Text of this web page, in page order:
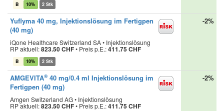
B 10% 2 Stk
Yuflyma 40 mg, Injektionslösung im Fertigpen
(40 mg)
iQone Healthcare Switzerland SA • Injektionslösung
RP aktuell:823.50 CHF• Preis p.E.:411.75 CHF
B 10% 2 Stk
-2%
AMGEVITA® 40 mg/0.4 ml Injektionslösung im
Fertigpen (40 mg)
Amgen Switzerland AG • Injektionslösung
RP aktuell:823.50 CHF• Preis p.E.:411.75 CHF
-2%